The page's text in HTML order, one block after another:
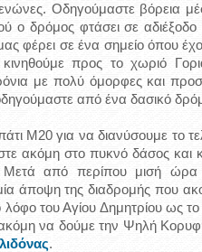
Οδηγούμαστε βόρεια
ο δρόμος φτάσει σε
φέρει σε ένα σημείο όπου
προς το χωριό
με πολύ όμορφες και
από ένα δασικό
Μ20 για να διανύσουμε το
ακόμη στο πυκνό δάσος
Μετά από περίπου μισή
άποψη της διαδρομής που
του Αγίου Δημητρίου ως
να δούμε την Ψηλή
.